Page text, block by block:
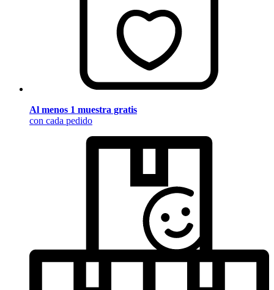
Al menos 1 muestra gratis
con cada pedido